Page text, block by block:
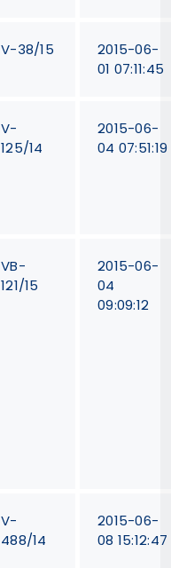
V-38/15
2015-06-
01 07:11:45
V-
125/14
2015-06-
04 07:51:19
VB-
121/15
2015-06-
04
09:09:12
V-
488/14
2015-06-
08 15:12:47